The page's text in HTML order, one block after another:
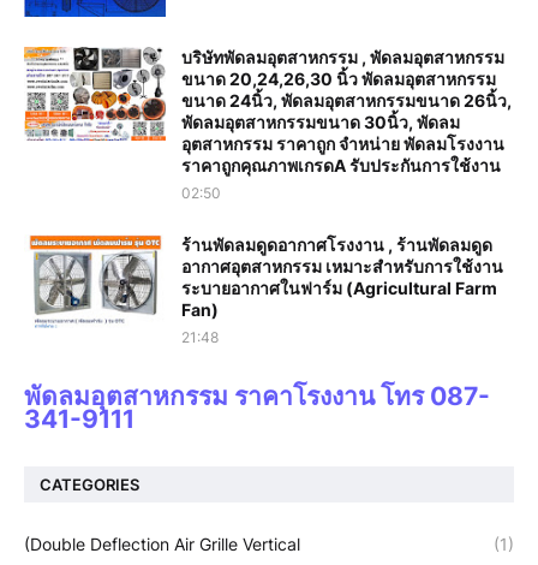
บริษัทพัดลมอุตสาหกรรม , พัดลมอุตสาหกรรม
ขนาด 20,24,26,30 นิ้ว พัดลมอุตสาหกรรม
ขนาด 24นิ้ว, พัดลมอุตสาหกรรมขนาด 26นิ้ว,
พัดลมอุตสาหกรรมขนาด 30นิ้ว, พัดลม
อุตสาหกรรม ราคาถูก จำหน่าย พัดลมโรงงาน
ราคาถูกคุณภาพเกรดA รับประกันการใช้งาน‎
02:50
ร้านพัดลมดูดอากาศโรงงาน , ร้านพัดลมดูด
อากาศอุตสาหกรรม เหมาะสำหรับการใช้งาน
ระบายอากาศในฟาร์ม (Agricultural Farm
Fan)
21:48
พัดลมอุตสาหกรรม ราคาโรงงาน โทร 087-
341-9111
CATEGORIES
(Double Deflection Air Grille Vertical (1)